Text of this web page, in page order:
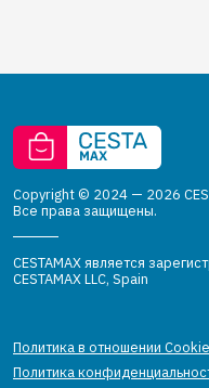
Copyright © 2024 — 2026
Все права защищены.
CESTAMAX является
CESTAMAX LLC, Spain
Политика в отношении
Политика